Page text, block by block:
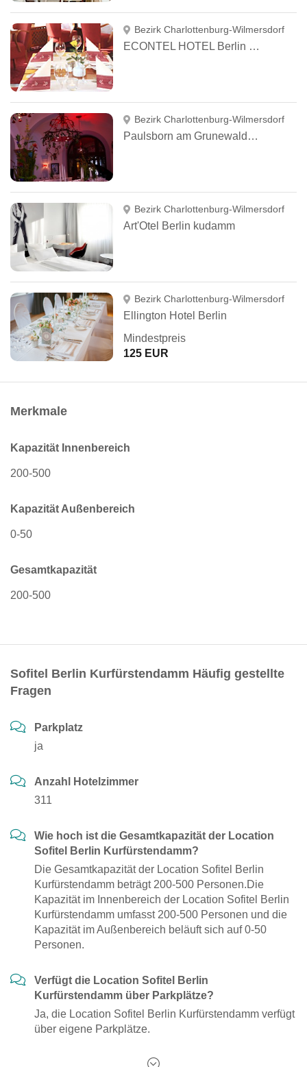
Bezirk Charlottenburg-Wilmersdorf
ECONTEL HOTEL Berlin Charlottenburg
Bezirk Charlottenburg-Wilmersdorf
Paulsborn am Grunewaldsee
Bezirk Charlottenburg-Wilmersdorf
Art'Otel Berlin kudamm
Bezirk Charlottenburg-Wilmersdorf
Ellington Hotel Berlin
Mindestpreis
125 EUR
Merkmale
Kapazität Innenbereich
200-500
Kapazität Außenbereich
0-50
Gesamtkapazität
200-500
Sofitel Berlin Kurfürstendamm Häufig gestellte
Fragen
Parkplatz
ja
Anzahl Hotelzimmer
311
Wie hoch ist die Gesamtkapazität der Location
Sofitel Berlin Kurfürstendamm?
Die Gesamtkapazität der Location Sofitel Berlin
Kurfürstendamm beträgt 200-500 Personen.Die
Kapazität im Innenbereich der Location Sofitel Berlin
Kurfürstendamm umfasst 200-500 Personen und die
Kapazität im Außenbereich beläuft sich auf 0-50
Personen.
Verfügt die Location Sofitel Berlin
Kurfürstendamm über Parkplätze?
Ja, die Location Sofitel Berlin Kurfürstendamm verfügt
über eigene Parkplätze.